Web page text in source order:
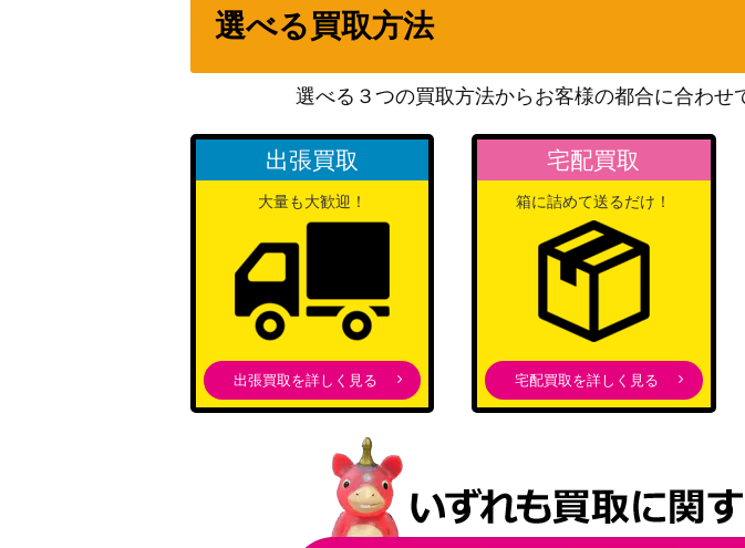
モミ（SR）【s5R 081/070】
ポンチョを着たピカチュウ（プロモ）【PROMO 231/XY-P】
XY・XY
いちげきウーラオスVMAX（UR）【S8b 282/184】
（VMAXク
サーナイトex（SAR）【SV4a 348/190】
スカーレッ
（シャイニ
ライコウ＆スイクンLEGEND（キラ）【L2 068/080】【L2 06
デンチュラex（SR）【SV7 118/102】
スカーレッ
ト
グレイシアGX（PROMO）【269/SM-P】
（PROMO）
ソード＆シ
選べる買取方法
選べる３つの買取方法からお客様の都合に合わせ
出張買取
大量も大歓迎！
出張買取を詳しく見る
宅配買取
箱に詰めて送るだけ！
宅配買取を詳しく見る